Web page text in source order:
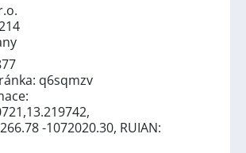
q6sqmzv
-1072020.30, RUIAN: